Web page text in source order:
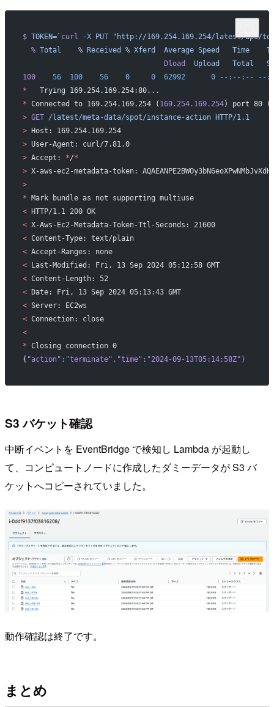
$ TOKEN=` curl -X PUT "http://169.254.169.254/latest/api/
  %
Total
    %
Received % Xferd
  Average
Speed
   Time
                                 Dload
  Upload
   Total
100
    56
  100
    56
    0
     0
  62992
      0
--:--:-- --
*
   Trying 169.254.169.254:80...
* Connected to 169.254.169.254 ( 169.254.169.254) port 80
> GET /latest/meta-data/spot/instance-action HTTP/1.1
> Host: 169.254.169.254
> User-Agent: curl/7.81.0
> Accept: */*
> X-aws-ec2-metadata-token:
>
* Mark bundle as not supporting multiuse
< HTTP/1.1 200 OK
< X-Aws-Ec2-Metadata-Token-Ttl-Seconds: 21600
< Content-Type: text/plain
< Accept-Ranges: none
< Last-Modified: Fri, 13 Sep 2024 05:12:58 GMT
< Content-Length: 52
< Date: Fri, 13 Sep 2024 05:13:43 GMT
< Server: EC2ws
< Connection: close
<
* Closing connection 0
{ "action" : "terminate" , "time" : "2024-09-13T05:14:58Z" }
S3 バケット確認
中断イベントを EventBridge で検知し Lambda が起動し
て、コンピュートノードに作成したダミーデータが S3 バ
ケットへコピーされていました。
動作確認は終了です。
まとめ